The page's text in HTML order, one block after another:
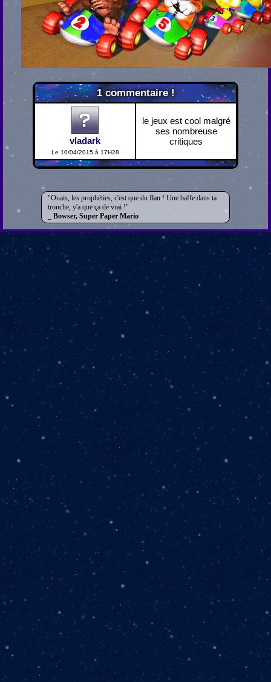
1commentaire !
vladark
Le 10/04/2015 à 17H28
le jeux est cool malgré
ses nombreuse
critiques
Ouais, les prophéties, c'est que du flan ! Une baffe dans ta
tronche, y'a que ça de vrai !
Bowser, Super Paper Mario